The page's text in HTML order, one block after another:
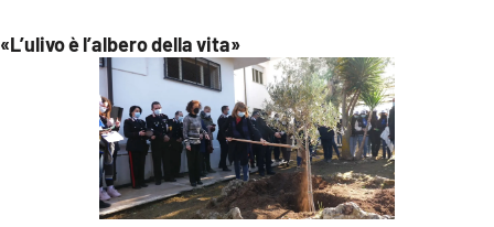
«L’ulivo è l’albero della vita»